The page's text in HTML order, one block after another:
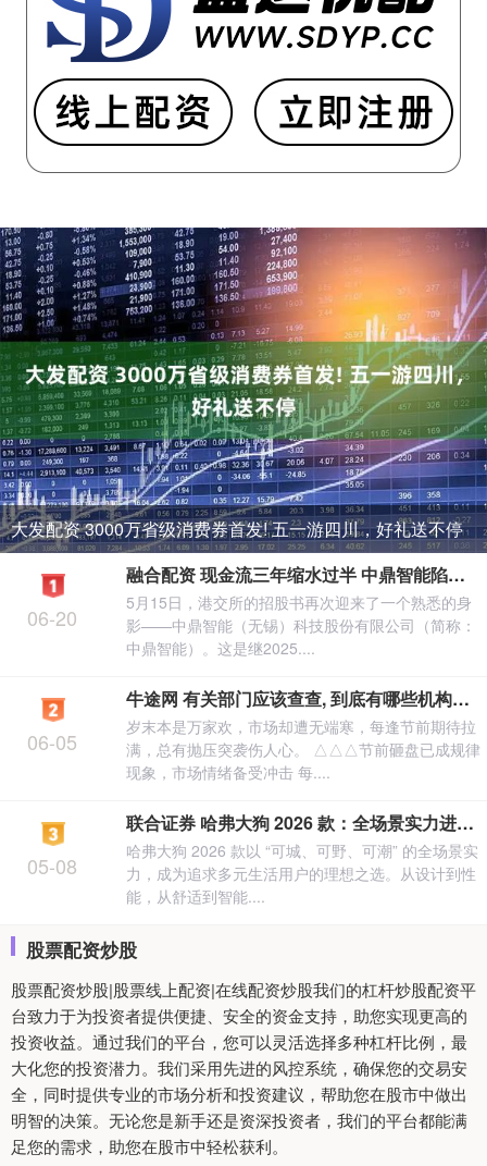
大发配资 3000万省级消费券首发! 五一游四川，好礼送不停
融合配资 现金流三年缩水过半 中鼎智能陷入 “虚胖” 增长困局
5月15日，港交所的招股书再次迎来了一个熟悉的身
影——中鼎智能（无锡）科技股份有限公司（简称：
中鼎智能）。这是继2025....
06-20
牛途网 有关部门应该查查, 到底有哪些机构在春节前恶意砸盘给大家添堵?
岁末本是万家欢，市场却遭无端寒，每逢节前期待拉
满，总有抛压突袭伤人心。 △△△节前砸盘已成规律
现象，市场情绪备受冲击 每....
06-05
联合证券 哈弗大狗 2026 款：全场景实力进阶，潮玩旅伴再升级_系统_路况_舒享
哈弗大狗 2026 款以 “可城、可野、可潮” 的全场景实
力，成为追求多元生活用户的理想之选。从设计到性
能，从舒适到智能....
05-08
股票配资炒股
股票配资炒股|股票线上配资|在线配资炒股我们的杠杆炒股配资平
台致力于为投资者提供便捷、安全的资金支持，助您实现更高的
投资收益。通过我们的平台，您可以灵活选择多种杠杆比例，最
大化您的投资潜力。我们采用先进的风控系统，确保您的交易安
全，同时提供专业的市场分析和投资建议，帮助您在股市中做出
明智的决策。无论您是新手还是资深投资者，我们的平台都能满
足您的需求，助您在股市中轻松获利。